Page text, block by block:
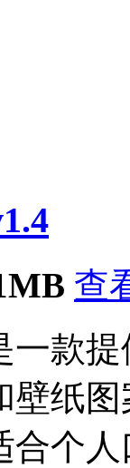
查
一款
壁纸
合个